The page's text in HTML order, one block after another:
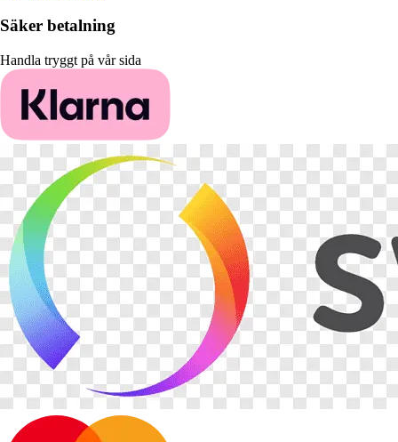
Säker betalning
Handla tryggt på vår sida